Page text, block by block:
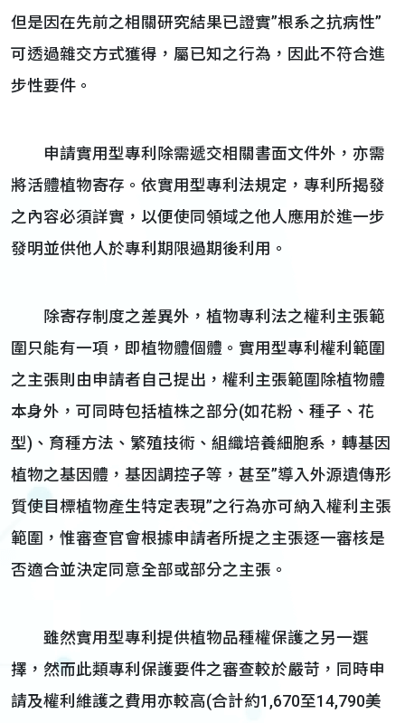
但是因在先前之相關研究結果已證實”根系之抗病性”
可透過雜交方式獲得，屬已知之行為，因此不符合進
步性要件。
申請實用型專利除需遞交相關書面文件外，亦需
將活體植物寄存。依實用型專利法規定，專利所揭發
之內容必須詳實，以便使同領域之他人應用於進一步
發明並供他人於專利期限過期後利用。
除寄存制度之差異外，植物專利法之權利主張範
圍只能有一項，即植物體個體。實用型專利權利範圍
之主張則由申請者自己提出，權利主張範圍除植物體
本身外，可同時包括植株之部分(如花粉、種子、花
型)、育種方法、繁殖技術、組織培養細胞系，轉基因
植物之基因體，基因調控子等，甚至”導入外源遺傳形
質使目標植物產生特定表現”之行為亦可納入權利主張
範圍，惟審查官會根據申請者所提之主張逐一審核是
否適合並決定同意全部或部分之主張。
雖然實用型專利提供植物品種權保護之另一選
擇，然而此類專利保護要件之審查較於嚴苛，同時申
請及權利維護之費用亦較高(合計約1,670至14,790美